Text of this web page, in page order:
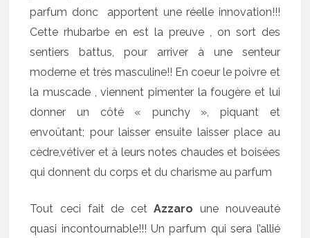
parfum donc apportent une réelle innovation!!!
Cette rhubarbe en est la preuve , on sort des
sentiers battus, pour arriver à une senteur
moderne et très masculine!! En coeur le poivre et
la muscade , viennent pimenter la fougère et lui
donner un côté « punchy », piquant et
envoûtant; pour laisser ensuite laisser place au
cèdre,vétiver et à leurs notes chaudes et boisées
qui donnent du corps et du charisme au parfum
Tout ceci fait de cetAzzaro une nouveauté
quasi incontournable!!! Un parfum qui sera l’allié